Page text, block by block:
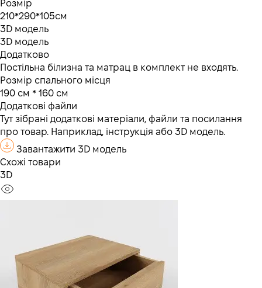
Розмір
210*290*105см
3D модель
3D модель
Додатково
Постільна білизна та матрац в комплект не входять.
Розмір спального місця
190 см * 160 см
Додаткові файли
Тут зібрані додаткові матеріали, файли та посилання
про товар. Наприклад, інструкція або 3D модель.
Завантажити 3D модель
Схожі товари
3D